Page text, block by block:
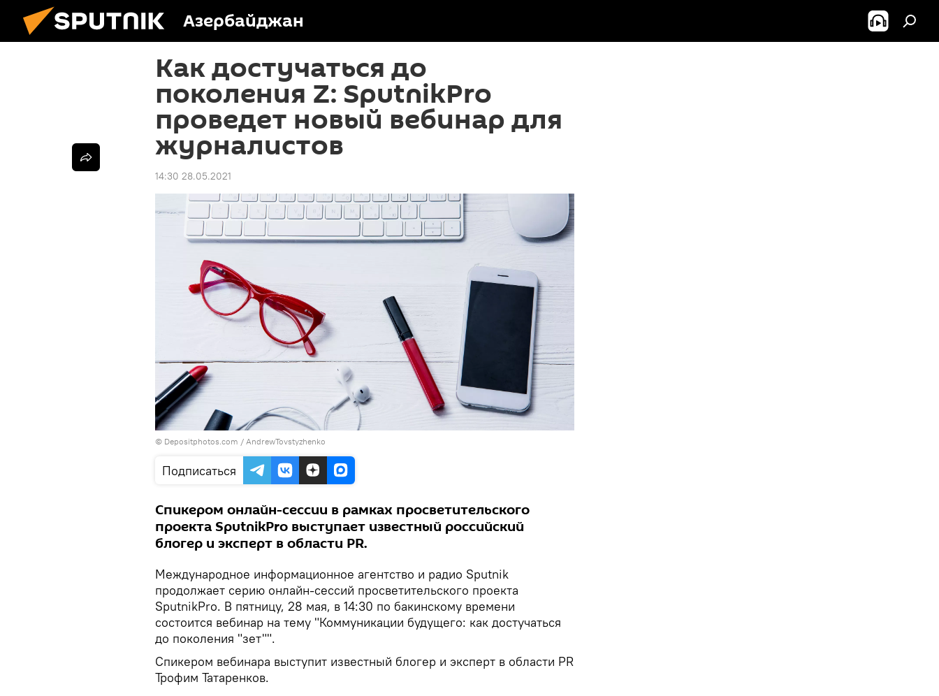
Азербайджан
Как достучаться до
поколения Z: SputnikPro
проведет новый вебинар для
журналистов
14:30 28.05.2021
© Depositphotos.com / AndrewTovstyzhenko
Подписаться
Спикером онлайн-сессии в рамках просветительского
проекта SputnikPro выступает известный российский
блогер и эксперт в области PR.
Международное информационное агентство и радио Sputnik
продолжает серию онлайн-сессий просветительского проекта
SputnikPro. В пятницу, 28 мая, в 14:30 по бакинскому времени
состоится вебинар на тему "Коммуникации будущего: как достучаться
до поколения "зет"".
Спикером вебинара выступит известный блогер и эксперт в области PR
Трофим Татаренков.